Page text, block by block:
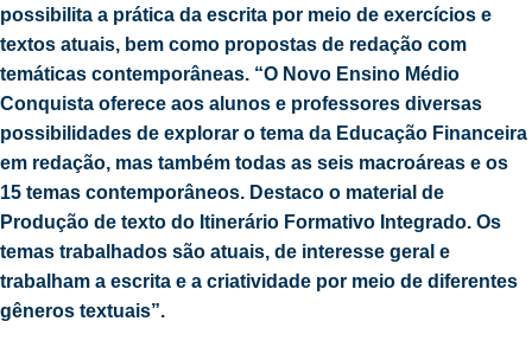
possibilita a prática da escrita por meio de exercícios e
textos atuais, bem como propostas de redação com
temáticas contemporâneas. “O Novo Ensino Médio
Conquista oferece aos alunos e professores diversas
possibilidades de explorar o tema da Educação Financeira
em redação, mas também todas as seis macroáreas e os
15 temas contemporâneos. Destaco o material de
Produção de texto do Itinerário Formativo Integrado. Os
temas trabalhados são atuais, de interesse geral e
trabalham a escrita e a criatividade por meio de diferentes
gêneros textuais”.